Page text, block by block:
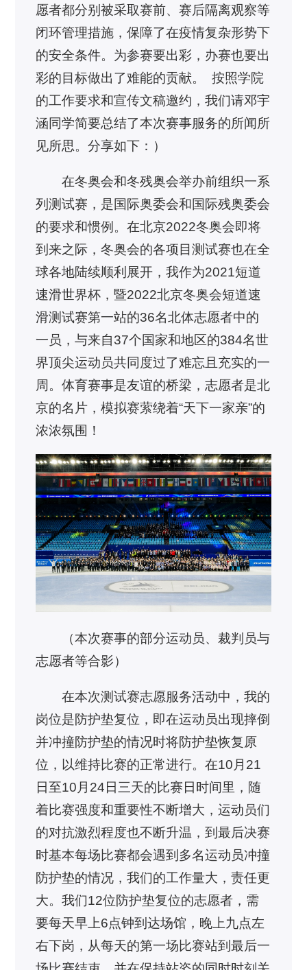
愿者都分别被采取赛前、赛后隔离观察等
闭环管理措施，保障了在疫情复杂形势下
的安全条件。为参赛要出彩，办赛也要出
彩的目标做出了难能的贡献。 按照学院
的工作要求和宣传文稿邀约，我们请邓宇
涵同学简要总结了本次赛事服务的所闻所
见所思。分享如下：）
在冬奥会和冬残奥会举办前组织一系
列测试赛，是国际奥委会和国际残奥委会
的要求和惯例。在北京2022冬奥会即将
到来之际，冬奥会的各项目测试赛也在全
球各地陆续顺利展开，我作为2021短道
速滑世界杯，暨2022北京冬奥会短道速
滑测试赛第一站的36名北体志愿者中的
一员，与来自37个国家和地区的384名世
界顶尖运动员共同度过了难忘且充实的一
周。体育赛事是友谊的桥梁，志愿者是北
京的名片，模拟赛萦绕着“天下一家亲”的
浓浓氛围！
（本次赛事的部分运动员、裁判员与
志愿者等合影）
在本次测试赛志愿服务活动中，我的
岗位是防护垫复位，即在运动员出现摔倒
并冲撞防护垫的情况时将防护垫恢复原
位，以维持比赛的正常进行。在10月21
日至10月24日三天的比赛日时间里，随
着比赛强度和重要性不断增大，运动员们
的对抗激烈程度也不断升温，到最后决赛
时基本每场比赛都会遇到多名运动员冲撞
防护垫的情况，我们的工作量大，责任更
大。我们12位防护垫复位的志愿者，需
要每天早上6点钟到达场馆，晚上九点左
右下岗，从每天的第一场比赛站到最后一